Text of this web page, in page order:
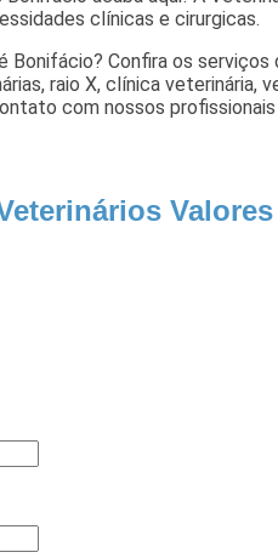
clínicas e cirurgicas.
Confira os serviços
raio X, clínica veterinária,
com nossos